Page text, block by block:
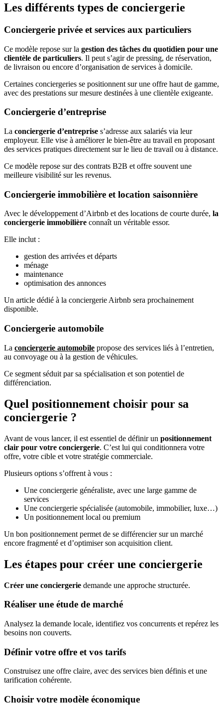
Les différents types de conciergerie
Conciergerie privée et services aux particuliers
Ce modèle repose sur la gestion des tâches du quotidien pour une
clientèle de particuliers. Il peut s’agir de pressing, de réservation,
de livraison ou encore d’organisation de services à domicile.
Certaines conciergeries se positionnent sur une offre haut de gamme,
avec des prestations sur mesure destinées à une clientèle exigeante.
Conciergerie d’entreprise
La conciergerie d’entreprise s’adresse aux salariés via leur
employeur. Elle vise à améliorer le bien-être au travail en proposant
des services pratiques directement sur le lieu de travail ou à distance.
Ce modèle repose sur des contrats B2B et offre souvent une
meilleure visibilité sur les revenus.
Conciergerie immobilière et location saisonnière
Avec le développement d’Airbnb et des locations de courte durée, la
conciergerie immobilière connaît un véritable essor.
Elle inclut :
gestion des arrivées et départs
ménage
maintenance
optimisation des annonces
Un article dédié à la conciergerie Airbnb sera prochainement
disponible.
Conciergerie automobile
La conciergerie automobile propose des services liés à l’entretien,
au convoyage ou à la gestion de véhicules.
Ce segment séduit par sa spécialisation et son potentiel de
différenciation.
Quel positionnement choisir pour sa
conciergerie ?
Avant de vous lancer, il est essentiel de définir un positionnement
clair pour votre conciergerie. C’est lui qui conditionnera votre
offre, votre cible et votre stratégie commerciale.
Plusieurs options s’offrent à vous :
Une conciergerie généraliste, avec une large gamme de
services
Une conciergerie spécialisée (automobile, immobilier, luxe…)
Un positionnement local ou premium
Un bon positionnement permet de se différencier sur un marché
encore fragmenté et d’optimiser son acquisition client.
Les étapes pour créer une conciergerie
Créer une conciergerie demande une approche structurée.
Réaliser une étude de marché
Analysez la demande locale, identifiez vos concurrents et repérez les
besoins non couverts.
Définir votre offre et vos tarifs
Construisez une offre claire, avec des services bien définis et une
tarification cohérente.
Choisir votre modèle économique